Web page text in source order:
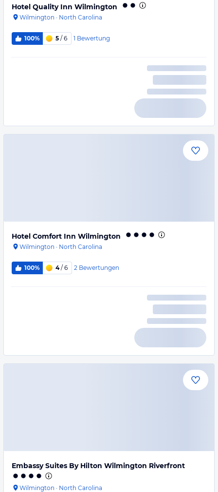
Hotel Quality Inn Wilmington
Wilmington · North Carolina
100% 5 / 6 1 Bewertung
Hotel Comfort Inn Wilmington
Wilmington · North Carolina
100% 4/ 6 2 Bewertungen
Embassy Suites By Hilton Wilmington Riverfront
Wilmington · North Carolina